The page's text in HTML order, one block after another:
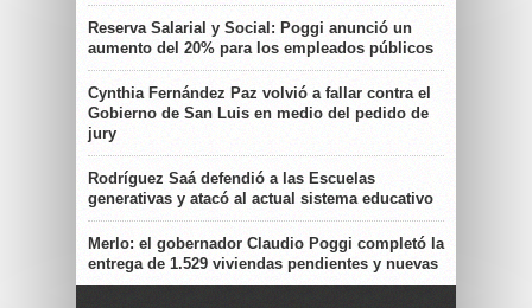
Reserva Salarial y Social: Poggi anunció un
aumento del 20% para los empleados públicos
Cynthia Fernández Paz volvió a fallar contra el
Gobierno de San Luis en medio del pedido de
jury
Rodríguez Saá defendió a las Escuelas
generativas y atacó al actual sistema educativo
Merlo: el gobernador Claudio Poggi completó la
entrega de 1.529 viviendas pendientes y nuevas